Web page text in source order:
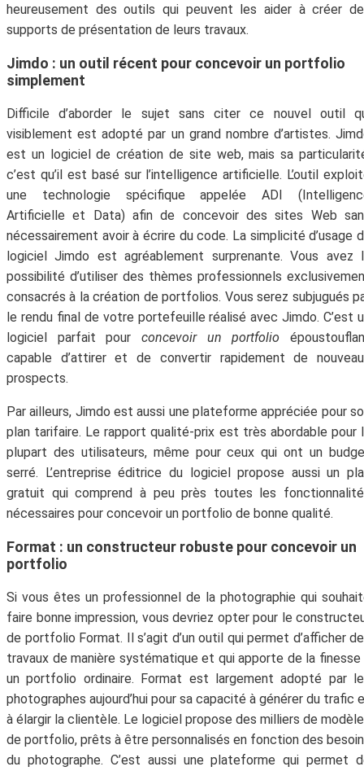
heureusement des outils qui peuvent les aider à créer
supports de présentation de leurs travaux.
Jimdo : un outil récent pour concevoir un portfolio
simplement
Difficile d’aborder le sujet sans citer ce nouvel outil
visiblement est adopté par un grand nombre d’artistes.
est un logiciel de création de site web, mais sa
c’est qu’il est basé sur l’intelligence artificielle. L’outil
une technologie spécifique appelée ADI
Artificielle et Data) afin de concevoir des sites Web
nécessairement avoir à écrire du code. La simplicité d’usage
logiciel Jimdo est agréablement surprenante. Vous avez
possibilité d’utiliser des thèmes professionnels
consacrés à la création de portfolios. Vous serez subjugués
le rendu final de votre portefeuille réalisé avec Jimdo. C’est
logiciel parfait pour concevoir un portfolio
capable d’attirer et de convertir rapidement de
prospects.
Par ailleurs, Jimdo est aussi une plateforme appréciée pour
plan tarifaire. Le rapport qualité-prix est très abordable pour
plupart des utilisateurs, même pour ceux qui ont un
serré. L’entreprise éditrice du logiciel propose aussi un
gratuit qui comprend à peu près toutes les
nécessaires pour concevoir un portfolio de bonne qualité.
Format : un constructeur robuste pour concevoir un
portfolio
Si vous êtes un professionnel de la photographie qui
faire bonne impression, vous devriez opter pour le
de portfolio Format. Il s’agit d’un outil qui permet d’afficher
travaux de manière systématique et qui apporte de la finesse
un portfolio ordinaire. Format est largement adopté par
photographes aujourd’hui pour sa capacité à générer du trafic
à élargir la clientèle. Le logiciel propose des milliers de
de portfolio, prêts à être personnalisés en fonction des
du photographe. C’est aussi une plateforme qui permet